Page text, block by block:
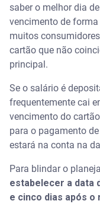
saber o melhor dia
vencimento de
muitos
cartão que não
principal.
Se o salário é
frequentemente cai
vencimento do
para o pagamento
estará na conta na
Para blindar o
estabelecer a data
e cinco dias após